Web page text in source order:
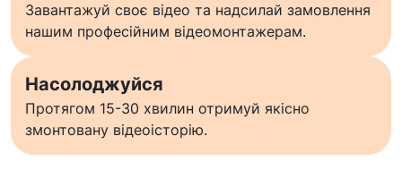
Завантажуй своє відео та надсилай замовлення
нашим професійним відеомонтажерам.
Насолоджуйся
Протягом 15-30 хвилин отримуй якісно
змонтовану відеоісторію.